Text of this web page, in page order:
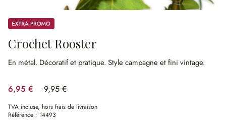
Promos
Crochet Rooster
En métal. Décoratif et pratique. Style campagne et fini vintage.
6,95 € 9,95 €
(30.15%spared)
TVA incluse, hors frais de livraison
Référence : 14493